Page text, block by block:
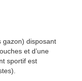
gazon) disposant
et d’une
sportif est